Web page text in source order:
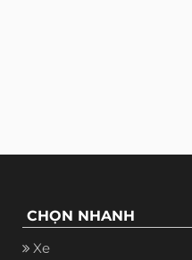
CHỌN NHANH
Xe